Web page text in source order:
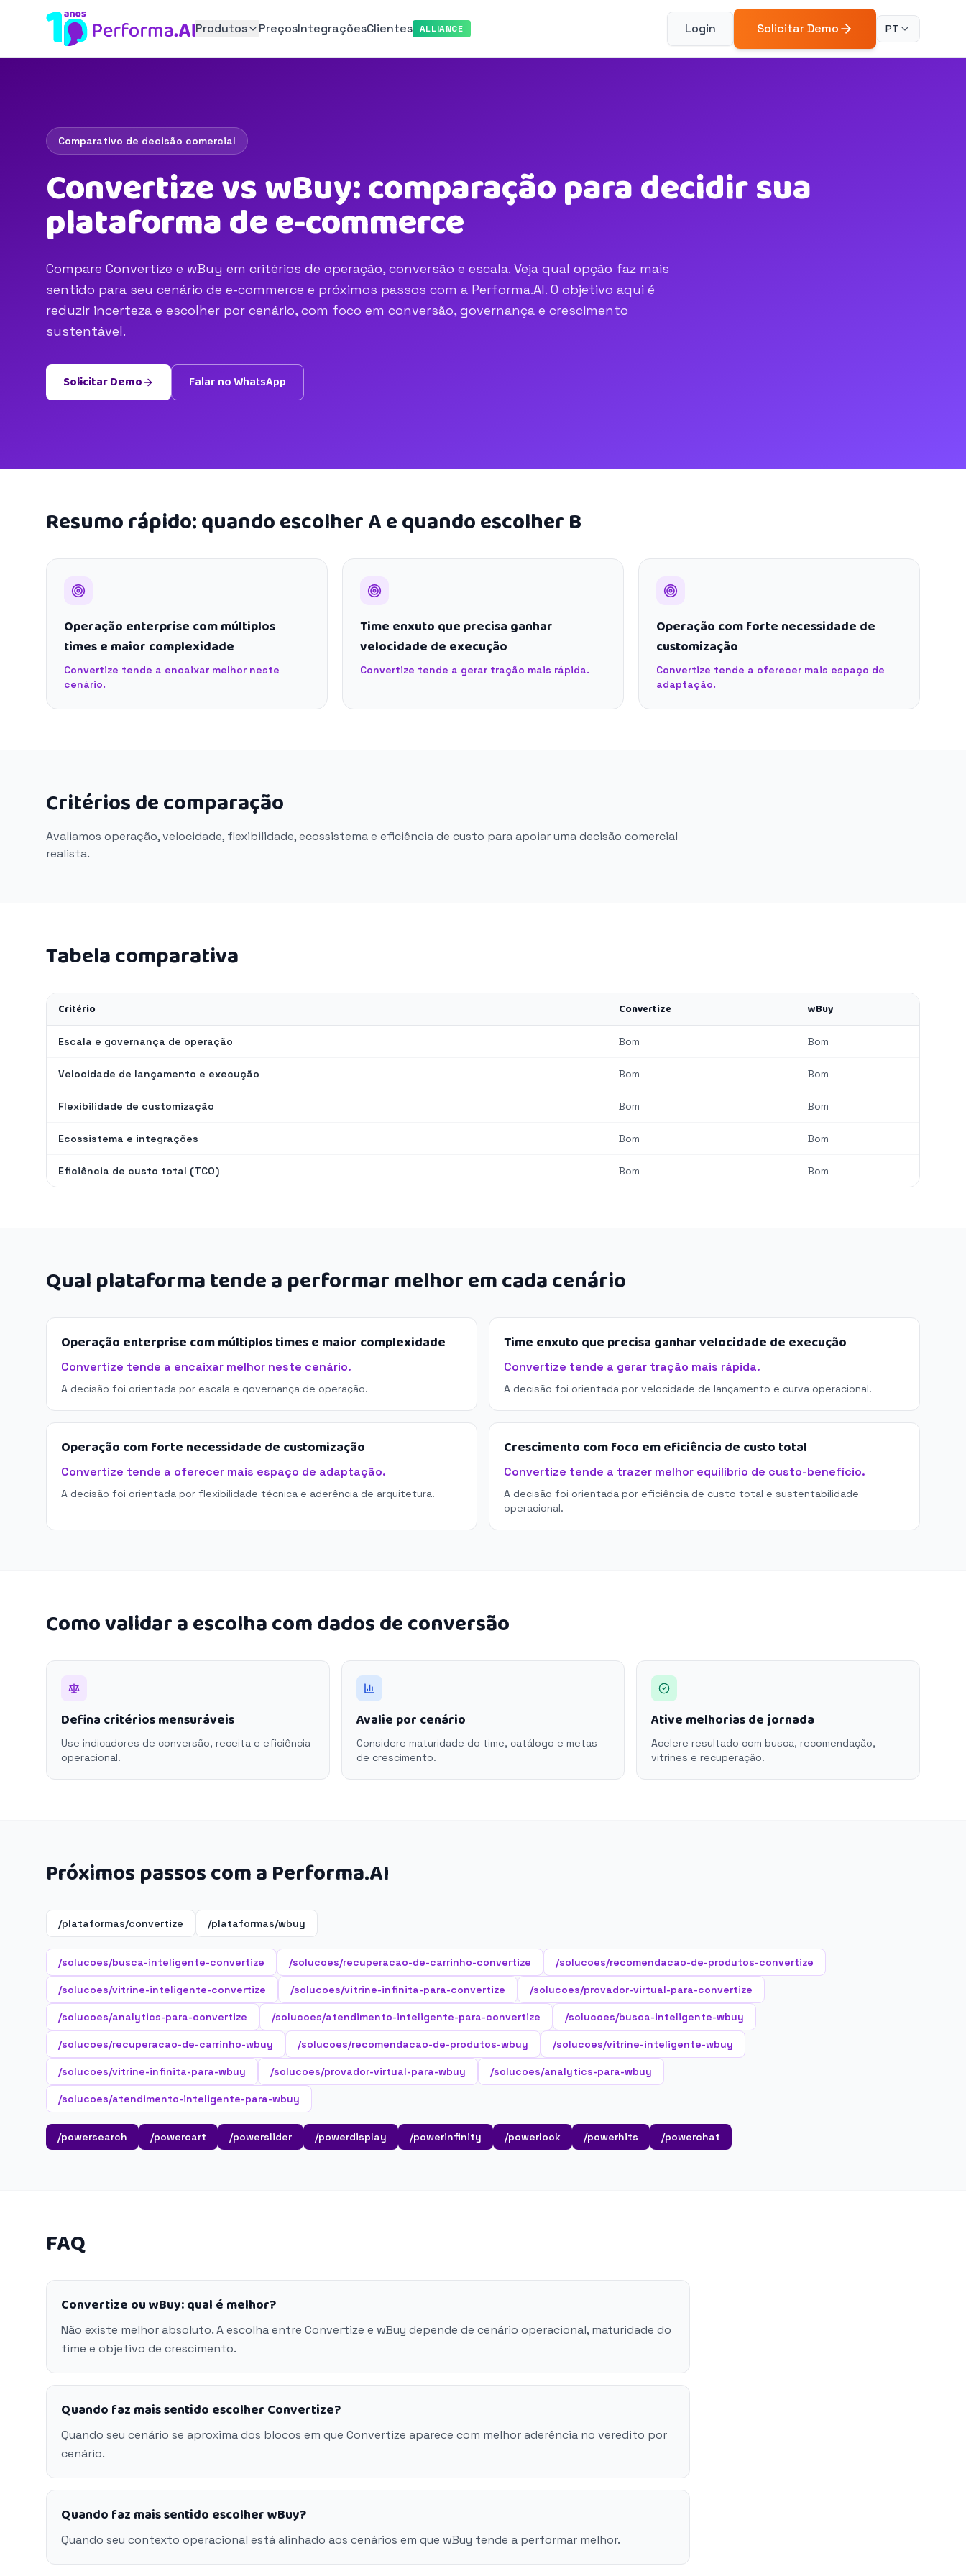
Produtos PreçosIntegraçõesClientes ALLIANCE Login Solicitar Demo PT
Comparativo de decisão comercial
Convertize vs wBuy: comparação para decidir sua
plataforma de e-commerce
Compare Convertize e wBuy em critérios de operação, conversão e escala. Veja qual opção faz mais
sentido para seu cenário de e-commerce e próximos passos com a Performa.AI. O objetivo aqui é
reduzir incerteza e escolher por cenário, com foco em conversão, governança e crescimento
sustentável.
Solicitar Demo Falar no WhatsApp
Resumo rápido: quando escolher A e quando escolher B
Operação enterprise com múltiplos
times e maior complexidade
Convertize tende a encaixar melhor neste
cenário.
Time enxuto que precisa ganhar
velocidade de execução
Convertize tende a gerar tração mais rápida.
Operação com forte necessidade de
customização
Convertize tende a oferecer mais espaço de
adaptação.
Critérios de comparação
Avaliamos operação, velocidade, flexibilidade, ecossistema e eficiência de custo para apoiar uma decisão comercial
realista.
Tabela comparativa
Critério Convertize wBuy
Escala e governança de operação Bom Bom
Velocidade de lançamento e execução Bom Bom
Flexibilidade de customização Bom Bom
Ecossistema e integrações Bom Bom
Eficiência de custo total (TCO) Bom Bom
Qual plataforma tende a performar melhor em cada cenário
Operação enterprise com múltiplos times e maior complexidade
Convertize tende a encaixar melhor neste cenário.
A decisão foi orientada por escala e governança de operação.
Time enxuto que precisa ganhar velocidade de execução
Convertize tende a gerar tração mais rápida.
A decisão foi orientada por velocidade de lançamento e curva operacional.
Operação com forte necessidade de customização
Convertize tende a oferecer mais espaço de adaptação.
A decisão foi orientada por flexibilidade técnica e aderência de arquitetura.
Crescimento com foco em eficiência de custo total
Convertize tende a trazer melhor equilíbrio de custo-benefício.
A decisão foi orientada por eficiência de custo total e sustentabilidade
operacional.
Como validar a escolha com dados de conversão
Defina critérios mensuráveis
Use indicadores de conversão, receita e eficiência
operacional.
Avalie por cenário
Considere maturidade do time, catálogo e metas
de crescimento.
Ative melhorias de jornada
Acelere resultado com busca, recomendação,
vitrines e recuperação.
Próximos passos com a Performa.AI
/plataformas/convertize /plataformas/wbuy
/solucoes/busca-inteligente-convertize /solucoes/recuperacao-de-carrinho-convertize /solucoes/recomendacao-de-produtos-convertize
/solucoes/vitrine-inteligente-convertize /solucoes/vitrine-infinita-para-convertize /solucoes/provador-virtual-para-convertize
/solucoes/analytics-para-convertize /solucoes/atendimento-inteligente-para-convertize /solucoes/busca-inteligente-wbuy
/solucoes/recuperacao-de-carrinho-wbuy /solucoes/recomendacao-de-produtos-wbuy /solucoes/vitrine-inteligente-wbuy
/solucoes/vitrine-infinita-para-wbuy /solucoes/provador-virtual-para-wbuy /solucoes/analytics-para-wbuy
/solucoes/atendimento-inteligente-para-wbuy
/powersearch /powercart /powerslider /powerdisplay /powerinfinity /powerlook /powerhits /powerchat
FAQ
Convertize ou wBuy: qual é melhor?
Não existe melhor absoluto. A escolha entre Convertize e wBuy depende de cenário operacional, maturidade do
time e objetivo de crescimento.
Quando faz mais sentido escolher Convertize?
Quando seu cenário se aproxima dos blocos em que Convertize aparece com melhor aderência no veredito por
cenário.
Quando faz mais sentido escolher wBuy?
Quando seu contexto operacional está alinhado aos cenários em que wBuy tende a performar melhor.